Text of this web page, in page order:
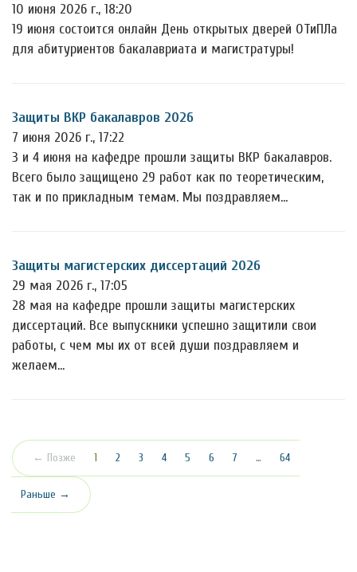
10 июня 2026 г., 18:20
19 июня состоится онлайн День открытых дверей ОТиПЛа
для абитуриентов бакалавриата и магистратуры!
Защиты ВКР бакалавров 2026
7 июня 2026 г., 17:22
3 и 4 июня на кафедре прошли защиты ВКР бакалавров.
Всего было защищено 29 работ как по теоретическим,
так и по прикладным темам. Мы поздравляем…
Защиты магистерских диссертаций 2026
29 мая 2026 г., 17:05
28 мая на кафедре прошли защиты магистерских
диссертаций. Все выпускники успешно защитили свои
работы, с чем мы их от всей души поздравляем и
желаем…
← Позже 1 (текущая)
2 3 4 5 6 7 … 64
Раньше →